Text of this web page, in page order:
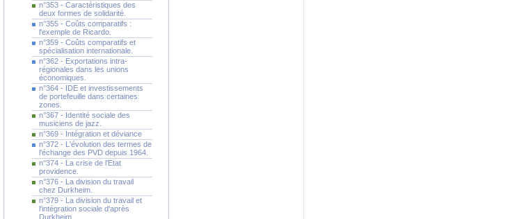
n°353 - Caractéristiques des
deux formes de solidarité.
n°355 - Coûts comparatifs :
l'exemple de Ricardo.
n°359 - Coûts comparatifs et
spécialisation internationale.
n°362 - Exportations intra-
régionales dans les unions
économiques.
n°364 - IDE et investissements
de portefeuille dans certaines
zones.
n°367 - Identité sociale des
musiciens de jazz.
n°369 - Intégration et déviance
n°372 - L'évolution des termes de
l'échange des PVD depuis 1964.
n°374 - La crise de l'Etat
providence.
n°376 - La division du travail
chez Durkheim.
n°379 - La division du travail et
l'intégration sociale d'après
Durkheim.